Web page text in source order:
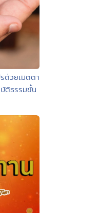
ด้วยเมตตา
ติธรรมขั้น